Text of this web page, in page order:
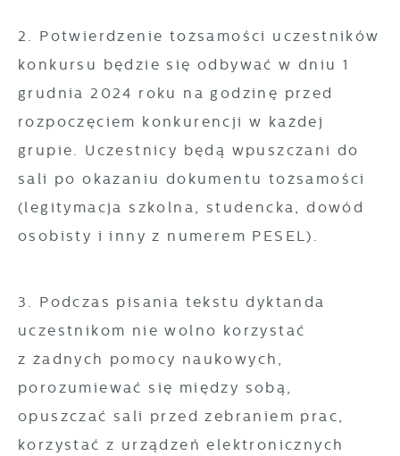
2. Potwierdzenie tożsamości uczestników
konkursu będzie się odbywać w dniu 1
grudnia 2024 roku na godzinę przed
rozpoczęciem konkurencji w każdej
grupie. Uczestnicy będą wpuszczani do
sali po okazaniu dokumentu tożsamości
(legitymacja szkolna, studencka, dowód
osobisty i inny z numerem PESEL).
3. Podczas pisania tekstu dyktanda
uczestnikom nie wolno korzystać
z żadnych pomocy naukowych,
porozumiewać się między sobą,
opuszczać sali przed zebraniem prac,
korzystać z urządzeń elektronicznych